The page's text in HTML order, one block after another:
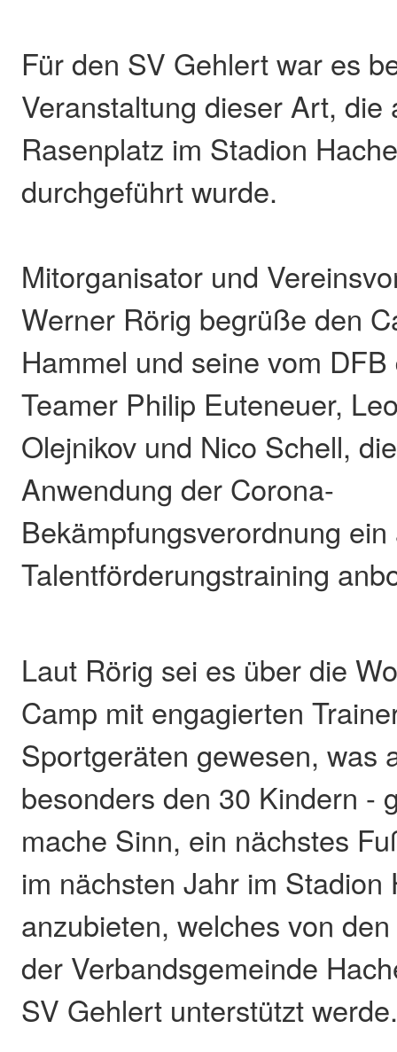
Für den SV Gehlert war es
Veranstaltung dieser Art, die
Rasenplatz im Stadion
durchgeführt wurde.
Mitorganisator und
Werner Rörig begrüße den
Hammel und seine vom
Teamer Philip Euteneuer,
Olejnikov und Nico Schell,
Anwendung der Corona-
Bekämpfungsverordnung
Talentförderungstraining
Laut Rörig sei es über die
Camp mit engagierten
Sportgeräten gewesen, was
besonders den 30 Kindern -
mache Sinn, ein nächstes
im nächsten Jahr im Stadion
anzubieten, welches von
der Verbandsgemeinde
SV Gehlert unterstützt